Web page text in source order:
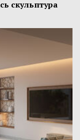
скульптура